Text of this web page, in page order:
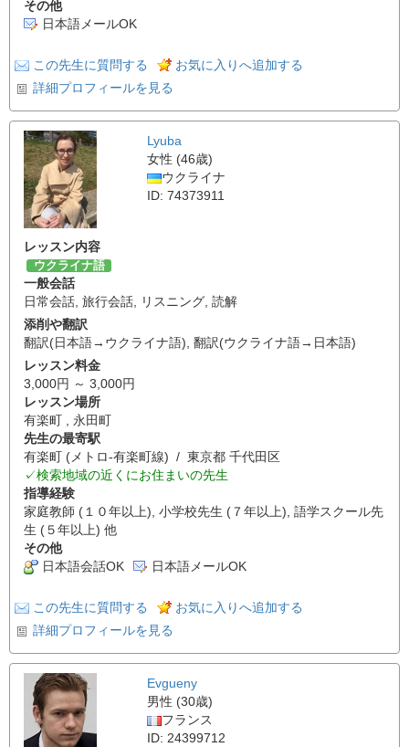
その他
日本語メールOK
この先生に質問する
お気に入りへ追加する
詳細プロフィールを見る
Lyuba
女性 (46歳)
ウクライナ
ID: 74373911
レッスン内容
ウクライナ語
一般会話
日常会話 旅行会話 リスニング 読解
添削や翻訳
翻訳(日本語→ウクライナ語) 翻訳(ウクライナ語→日本語)
レッスン料金
3,000円 ～ 3,000円
レッスン場所
有楽町 , 永田町
先生の最寄駅
有楽町 (メトロ-有楽町線) / 東京都 千代田区
✓検索地域の近くにお住まいの先生
指導経験
家庭教師 (１０年以上), 小学校先生 (７年以上), 語学スクール先
生 (５年以上) 他
その他
日本語会話OK
日本語メールOK
この先生に質問する
お気に入りへ追加する
詳細プロフィールを見る
Evgueny
男性 (30歳)
フランス
ID: 24399712